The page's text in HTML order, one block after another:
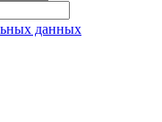
данных